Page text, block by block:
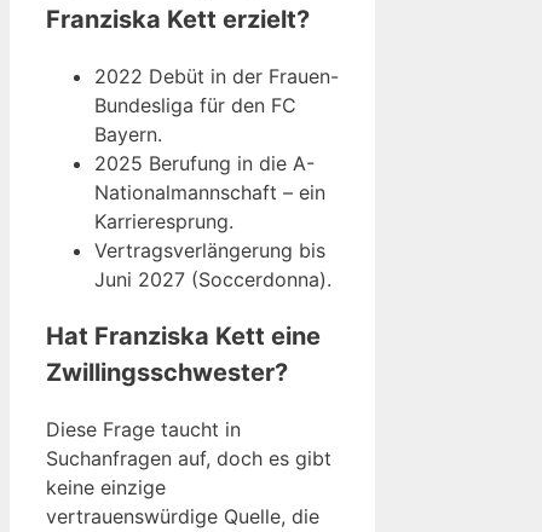
Franziska Kett erzielt?
2022 Debüt in der Frauen-
Bundesliga für den FC
Bayern.
2025 Berufung in die A-
Nationalmannschaft – ein
Karrieresprung.
Vertragsverlängerung bis
Juni 2027 (Soccerdonna).
Hat Franziska Kett eine
Zwillingsschwester?
Diese Frage taucht in
Suchanfragen auf, doch es gibt
keine einzige
vertrauenswürdige Quelle, die